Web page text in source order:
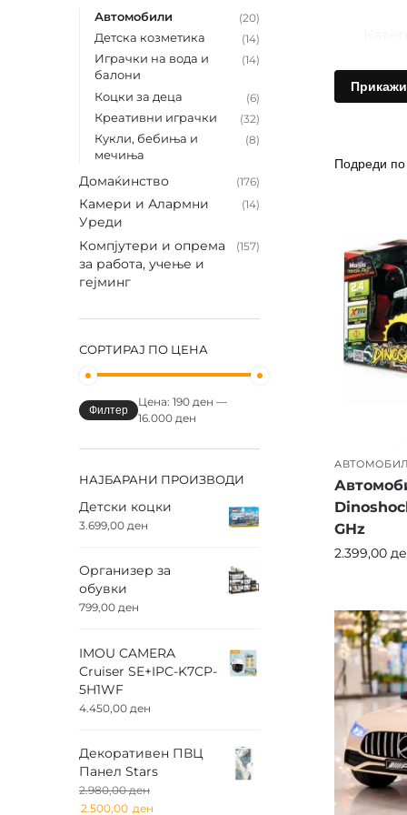
⚡
за
и
🏍️
Во
🔒
Сите
🌟
Без
👉
GHz
2.399,00
Автомобили (20)
Детска козметика (14)
Играчки на вода и
балони
(14)
Коцки за деца (6)
Креативни играчки (32)
Кукли, бебиња и
мечиња
(8)
Домаќинство (176)
Камери и Алармни
Уреди
(14)
Компјутери и опрема
за работа, учење и
гејминг
(157)
СОРТИРАЈ ПО ЦЕНА
Филтер
Цена: 190 ден —
16.000 ден
НАЈБАРАНИ ПРОИЗВОДИ
Детски коцки
3.699,00 ден
Организер за
обувки
799,00 ден
IMOU CAMERA
Cruiser SE+IPC-K7CP-
5H1WF
4.450,00 ден
Декоративен ПВЦ
Панел Stars
2.980,00ден
2.500,00 ден